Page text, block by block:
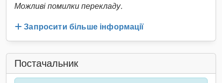
Можливі помилки перекладу.
Запросити більше інформації
Постачальник